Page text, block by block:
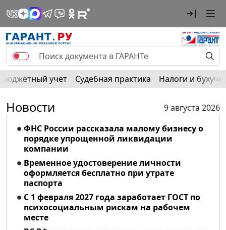
Бюджетный учет Судебная практика Налоги и
Новости
9 августа 2026
ФНС России рассказала малому бизнесу о
порядке упрощенной ликвидации
компании
Временное удостоверение личности
оформляется бесплатно при утрате
паспорта
С 1 февраля 2027 года заработает ГОСТ по
психосоциальным рискам на рабочем
месте